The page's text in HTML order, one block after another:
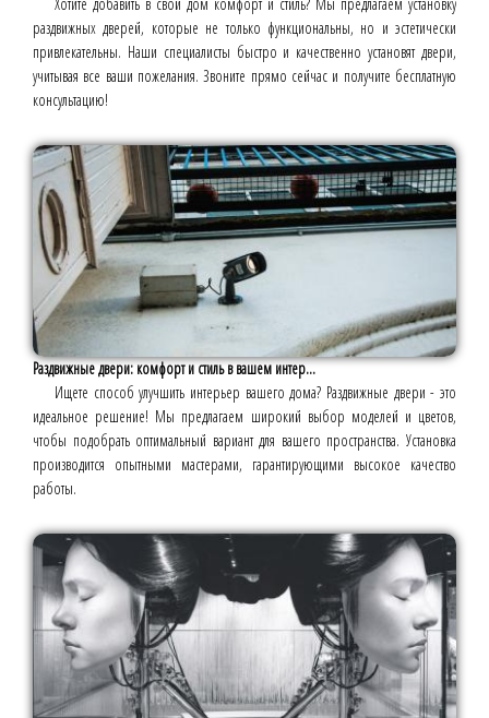
раздвижных дверей, которые не только функциональны, но и эстетически
привлекательны. Наши специалисты быстро и качественно установят двери,
учитывая все ваши пожелания. Звоните прямо сейчас и получите бесплатную
консультацию!
Раздвижные двери: комфорт и стиль в вашем интер...
Ищете способ улучшить интерьер вашего дома? Раздвижные двери - это
идеальное решение! Мы предлагаем широкий выбор моделей и цветов,
чтобы подобрать оптимальный вариант для вашего пространства. Установка
производится опытными мастерами, гарантирующими высокое качество
работы.